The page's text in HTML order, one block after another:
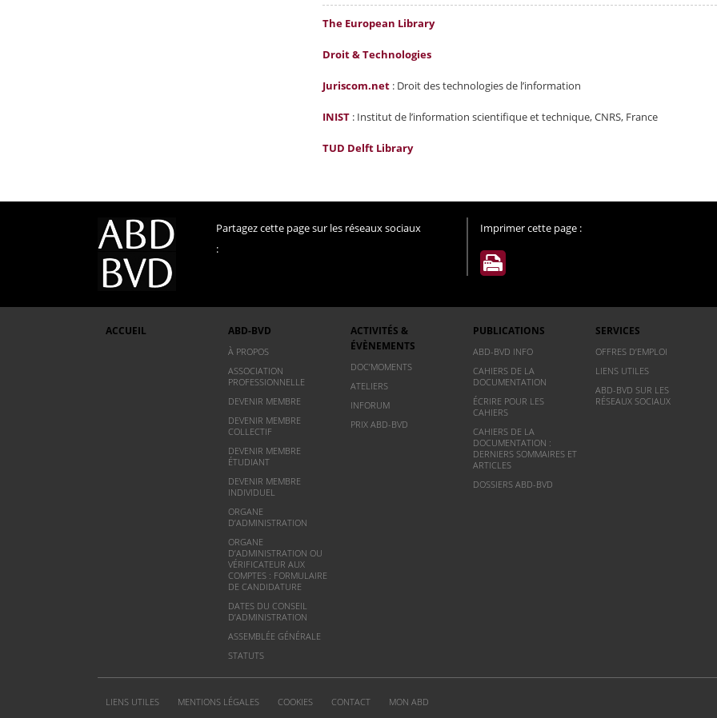
The European Library
Droit & Technologies
Juriscom.net : Droit des technologies de l’information
INIST : Institut de l’information scientifique et technique, CNRS, France
TUD Delft Library
Partagez cette page sur les réseaux sociaux
:
Imprimer cette page :
ACCUEIL ABD-BVD
À PROPOS
ASSOCIATION
PROFESSIONNELLE
DEVENIR MEMBRE
DEVENIR MEMBRE
COLLECTIF
DEVENIR MEMBRE
ÉTUDIANT
DEVENIR MEMBRE
INDIVIDUEL
ORGANE
D’ADMINISTRATION
ORGANE
D’ADMINISTRATION OU
VÉRIFICATEUR AUX
COMPTES : FORMULAIRE
DE CANDIDATURE
DATES DU CONSEIL
D’ADMINISTRATION
ASSEMBLÉE GÉNÉRALE
STATUTS
ACTIVITÉS &
ÉVÈNEMENTS
DOC’MOMENTS
ATELIERS
INFORUM
PRIX ABD-BVD
PUBLICATIONS
ABD-BVD INFO
CAHIERS DE LA
DOCUMENTATION
ÉCRIRE POUR LES
CAHIERS
CAHIERS DE LA
DOCUMENTATION :
DERNIERS SOMMAIRES ET
ARTICLES
DOSSIERS ABD-BVD
SERVICES
OFFRES D’EMPLOI
LIENS UTILES
ABD-BVD SUR LES
RÉSEAUX SOCIAUX
LIENS UTILES MENTIONS LÉGALES COOKIES CONTACT MON ABD